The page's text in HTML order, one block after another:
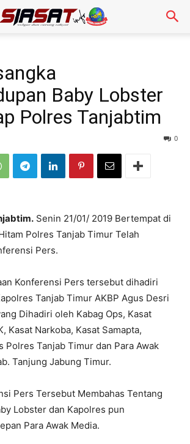
Baby Lobster
Polres Tanjabtim
0
Senin 21/01/ 2019 Bertempat di
Polres Tanjab Timur Telah
Pers.
Konferensi Pers tersebut dihadiri
Tanjab Timur AKBP Agus Desri
Dihadiri oleh Kabag Ops, Kasat
Kasat Narkoba, Kasat Samapta,
Polres Tanjab Timur dan Para Awak
Tanjung Jabung Timur.
Pers Tersebut Membahas Tentang
Lobster dan Kapolres pun
Para Awak Media.